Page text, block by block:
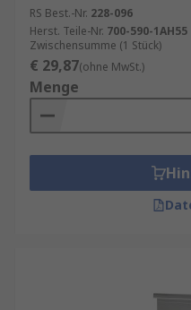
RS Best.-Nr. 228-096
Herst. Teile-Nr. 700-590-1AH55
Zwischensumme (1 Stück)
€ 29,87(ohne MwSt.)
Menge